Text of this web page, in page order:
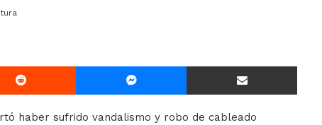
Reddit Messenger Compartir Via E-mail
haber sufrido vandalismo y robo de cableado